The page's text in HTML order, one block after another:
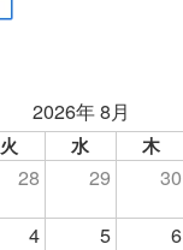
2026年 8月
火 水 木
28 29 30
4 5 6